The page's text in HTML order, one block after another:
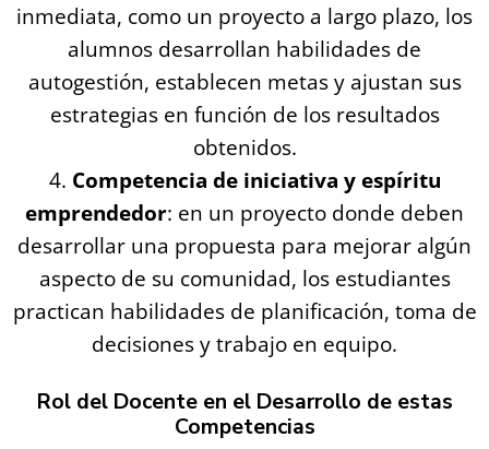
inmediata, como un proyecto a largo plazo, los
alumnos desarrollan habilidades de
autogestión, establecen metas y ajustan sus
estrategias en función de los resultados
obtenidos.
Competencia de iniciativa y espíritu
emprendedor: en un proyecto donde deben
desarrollar una propuesta para mejorar algún
aspecto de su comunidad, los estudiantes
practican habilidades de planificación, toma de
decisiones y trabajo en equipo.
Rol del Docente en el Desarrollo de estas
Competencias